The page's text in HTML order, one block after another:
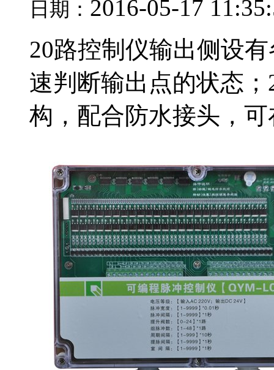
日期： 2016-05-17
20路控制仪输出侧设
速判断输出点的状态
构，配合防水接头，